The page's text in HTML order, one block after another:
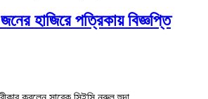
হাজিরে পত্রিকায় বিজ্ঞপ্তি